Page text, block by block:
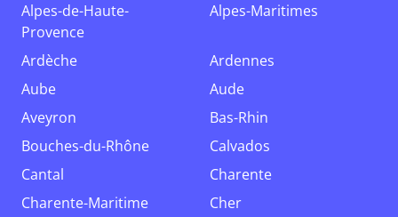
Alpes-de-Haute-
Provence
Alpes-Maritimes
Ardèche
Ardennes
Aube
Aude
Aveyron
Bas-Rhin
Bouches-du-Rhône
Calvados
Cantal
Charente
Charente-Maritime
Cher